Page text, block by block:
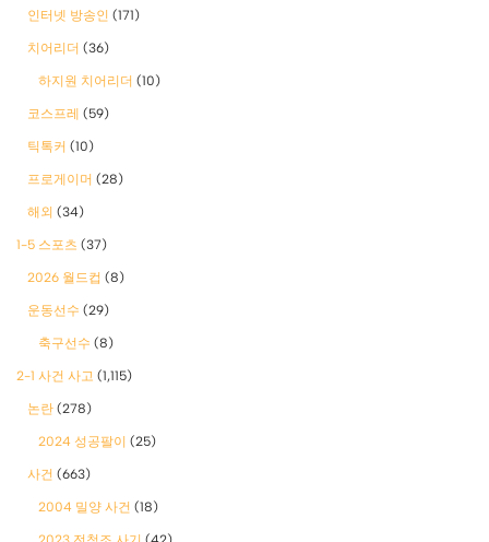
인터넷 방송인 (171)
치어리더 (36)
하지원 치어리더 (10)
코스프레 (59)
틱톡커 (10)
프로게이머 (28)
해외 (34)
1-5 스포츠 (37)
2026 월드컵 (8)
운동선수 (29)
축구선수 (8)
2-1 사건 사고 (1,115)
논란 (278)
2024 성공팔이 (25)
사건 (663)
2004 밀양 사건 (18)